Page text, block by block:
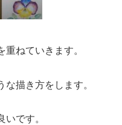
ねていきます。
描き方をします。
です。